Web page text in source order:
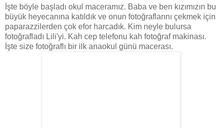
İşte böyle başladı okul maceramız. Baba ve ben kızımızın bu
büyük heyecanına katıldık ve onun fotoğraflarını çekmek için
paparazzilerden çok efor harcadık. Kim neyle bulursa
fotoğrafladı Lili'yi. Kah cep telefonu kah fotoğraf makinası.
İşte size fotoğraflı bir ilk anaokul günü macerası.